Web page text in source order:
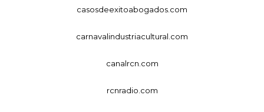
casosdeexitoabogados.com
carnavalindustriacultural.com
canalrcn.com
rcnradio.com